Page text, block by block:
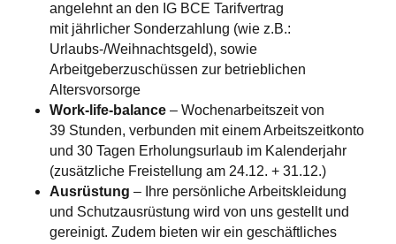
angelehnt an den IG BCE Tarifvertrag
mit jährlicher Sonderzahlung (wie z.B.:
Urlaubs-/Weihnachtsgeld), sowie
Arbeitgeberzuschüssen zur betrieblichen
Altersvorsorge
Work-life-balance – Wochenarbeitszeit von
39 Stunden, verbunden mit einem Arbeitszeitkonto
und 30 Tagen Erholungsurlaub im Kalenderjahr
(zusätzliche Freistellung am 24.12. + 31.12.)
Ausrüstung – Ihre persönliche Arbeitskleidung
und Schutzausrüstung wird von uns gestellt und
gereinigt. Zudem bieten wir ein geschäftliches